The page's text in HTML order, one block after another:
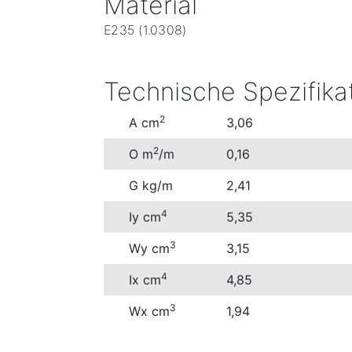
E235 (1.0308)
Technische
A cm2
3,06
O m2/m
0,16
G kg/m
2,41
Iy cm4
5,35
Wy cm3
3,15
Ix cm4
4,85
Wx cm3 1,94